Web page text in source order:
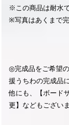
※この商品は耐水
※写真はあくまで
◎完成品をご希望
援うちわの完成品
他にも、【ボード
更】などもござい